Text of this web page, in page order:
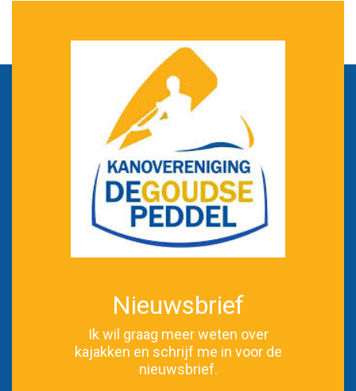
Nieuwsbrief
Ik wil graag meer weten over
kajakken en schrijf me in voor de
nieuwsbrief.